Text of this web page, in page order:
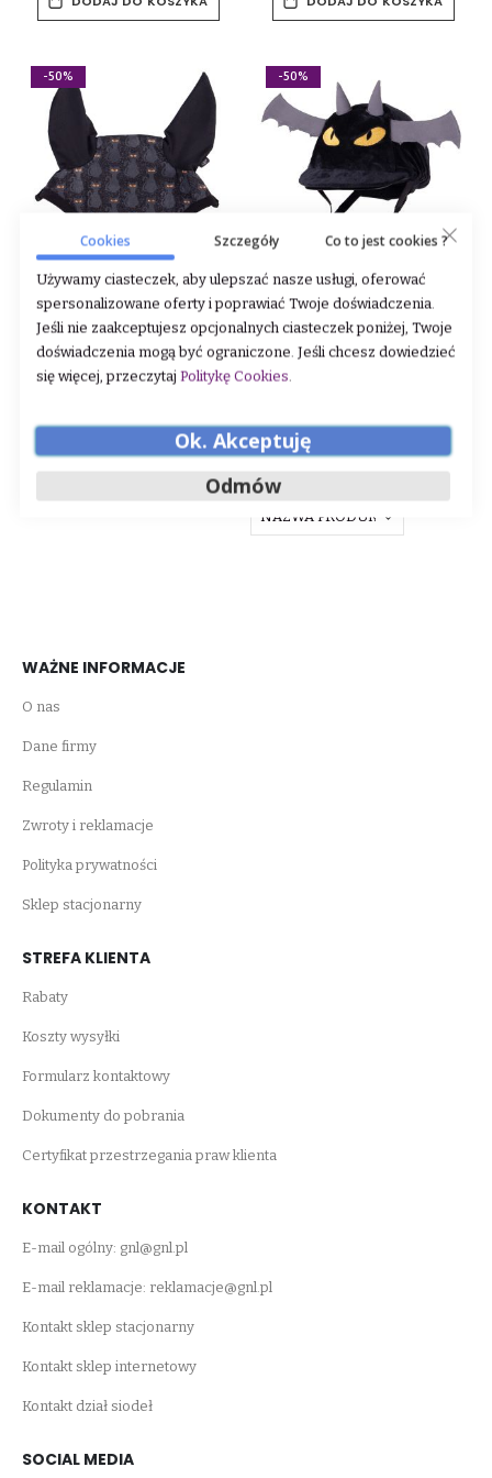
-50%
Nauszniki QHP "Halloween"
Rating:
0%
38,50 zł 77,00 zł
DODAJ DO KOSZYKA
-50%
Pokrowiec na kask QHP
DODAJ DO KOSZYKA
WAŻNE INFORMACJE
O nas
Dane firmy
Regulamin
Zwroty i reklamacje
Polityka prywatności
Sklep stacjonarny
STREFA KLIENTA
Rabaty
Koszty wysyłki
Formularz kontaktowy
Dokumenty do pobrania
Certyfikat przestrzegania praw klienta
KONTAKT
E-mail ogólny: gnl@gnl.pl
E-mail reklamacje: reklamacje@gnl.pl
Kontakt sklep stacjonarny
Kontakt sklep internetowy
Kontakt dział siodeł
SOCIAL MEDIA
Cookies Szczegóły Co to jest cookies ?
Używamy ciasteczek, aby ulepszać nasze usługi, oferować
spersonalizowane oferty i poprawiać Twoje doświadczenia.
Jeśli nie zaakceptujesz opcjonalnych ciasteczek poniżej, Twoje
doświadczenia mogą być ograniczone. Jeśli chcesz dowiedzieć
się więcej, przeczytaj Politykę Cookies.
Ok. Akceptuję
Odmów